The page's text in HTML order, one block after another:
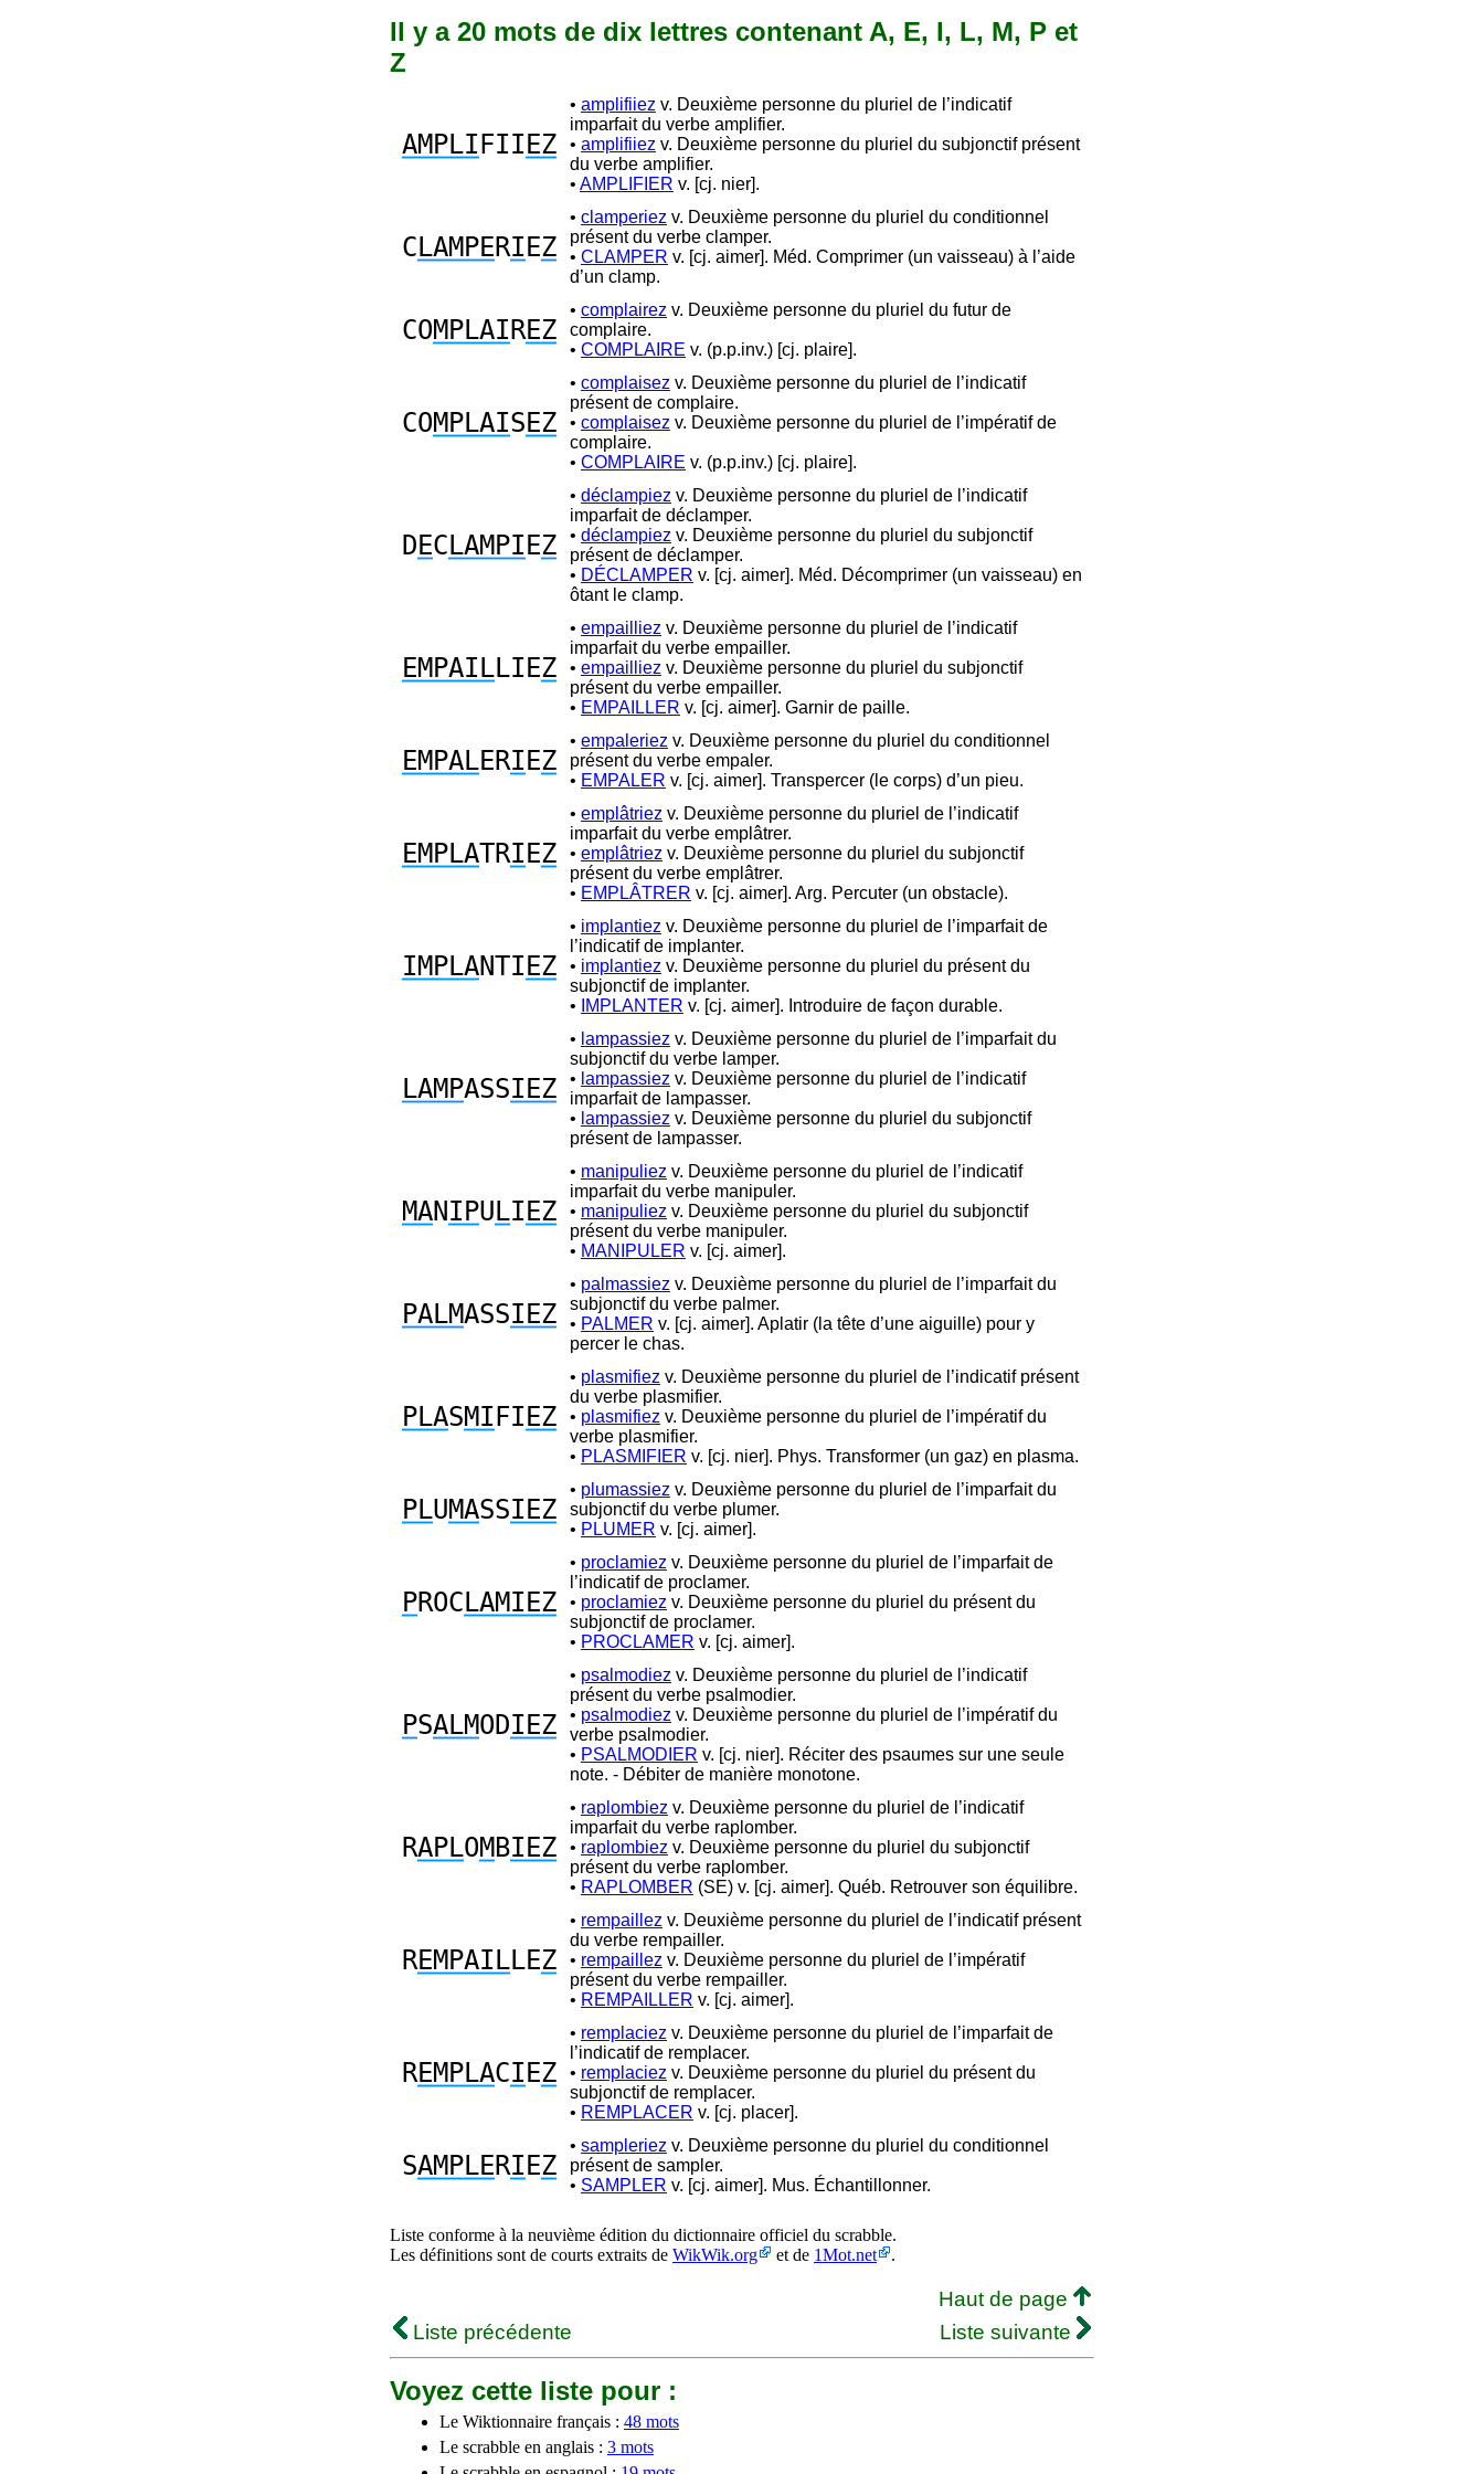
Il y a 20 mots de dix lettres contenant A, E, I, L, M, P et
Z
AMPLI FII EZ
• amplifiiez v. Deuxième personne du pluriel de l’indicatif
imparfait du verbe amplifier.
• amplifiiez v. Deuxième personne du pluriel du subjonctif présent
du verbe amplifier.
• AMPLIFIER v. [cj. nier].
C LAMPERI EZ
• clamperiez v. Deuxième personne du pluriel du conditionnel
présent du verbe clamper.
• CLAMPER v. [cj. aimer]. Méd. Comprimer (un vaisseau) à l’aide
d’un clamp.
COMPLAI REZ
• complairez v. Deuxième personne du pluriel du futur de
complaire.
• COMPLAIRE v. (p.p.inv.) [cj. plaire].
COMPLAISEZ
• complaisez v. Deuxième personne du pluriel de l’indicatif
présent de complaire.
• complaisez v. Deuxième personne du pluriel de l’impératif de
complaire.
• COMPLAIRE v. (p.p.inv.) [cj. plaire].
DEC LAMPI EZ
• déclampiez v. Deuxième personne du pluriel de l’indicatif
imparfait de déclamper.
• déclampiez v. Deuxième personne du pluriel du subjonctif
présent de déclamper.
• DÉCLAMPER v. [cj. aimer]. Méd. Décomprimer (un vaisseau) en
ôtant le clamp.
EMPAILLIEZ
• empailliez v. Deuxième personne du pluriel de l’indicatif
imparfait du verbe empailler.
• empailliez v. Deuxième personne du pluriel du subjonctif
présent du verbe empailler.
• EMPAILLER v. [cj. aimer]. Garnir de paille.
EMPALERI EZ
• empaleriez v. Deuxième personne du pluriel du conditionnel
présent du verbe empaler.
• EMPALER v. [cj. aimer]. Transpercer (le corps) d’un pieu.
EMPLATRI EZ
• emplâtriez v. Deuxième personne du pluriel de l’indicatif
imparfait du verbe emplâtrer.
• emplâtriez v. Deuxième personne du pluriel du subjonctif
présent du verbe emplâtrer.
• EMPLÂTRER v. [cj. aimer]. Arg. Percuter (un obstacle).
IMPLANTI EZ
• implantiez v. Deuxième personne du pluriel de l’imparfait de
l’indicatif de implanter.
• implantiez v. Deuxième personne du pluriel du présent du
subjonctif de implanter.
•
IMPLANTER v. [cj. aimer]. Introduire de façon durable.
LAMPASSIEZ
• lampassiez v. Deuxième personne du pluriel de l’imparfait du
subjonctif du verbe lamper.
• lampassiez v. Deuxième personne du pluriel de l’indicatif
imparfait de lampasser.
• lampassiez v. Deuxième personne du pluriel du subjonctif
présent de lampasser.
MANIPU LI EZ
• manipuliez v. Deuxième personne du pluriel de l’indicatif
imparfait du verbe manipuler.
• manipuliez v. Deuxième personne du pluriel du subjonctif
présent du verbe manipuler.
• MANIPULER v. [cj. aimer].
PALMASSIEZ
• palmassiez v. Deuxième personne du pluriel de l’imparfait du
subjonctif du verbe palmer.
• PALMER v. [cj. aimer]. Aplatir (la tête d’une aiguille) pour y
percer le chas.
PLASMI FI EZ
• plasmifiez v. Deuxième personne du pluriel de l’indicatif présent
du verbe plasmifier.
• plasmifiez v. Deuxième personne du pluriel de l’impératif du
verbe plasmifier.
• PLASMIFIER v. [cj. nier]. Phys. Transformer (un gaz) en plasma.
PLUMASSIEZ
• plumassiez v. Deuxième personne du pluriel de l’imparfait du
subjonctif du verbe plumer.
• PLUMER v. [cj. aimer].
PROC LAMIEZ
• proclamiez v. Deuxième personne du pluriel de l’imparfait de
l’indicatif de proclamer.
• proclamiez v. Deuxième personne du pluriel du présent du
subjonctif de proclamer.
• PROCLAMER v. [cj. aimer].
PSALMODIEZ
• psalmodiez v. Deuxième personne du pluriel de l’indicatif
présent du verbe psalmodier.
• psalmodiez v. Deuxième personne du pluriel de l’impératif du
verbe psalmodier.
• PSALMODIER v. [cj. nier]. Réciter des psaumes sur une seule
note. - Débiter de manière monotone.
RAPLOM BIEZ
• raplombiez v. Deuxième personne du pluriel de l’indicatif
imparfait du verbe raplomber.
• raplombiez v. Deuxième personne du pluriel du subjonctif
présent du verbe raplomber.
• RAPLOMBER (SE) v. [cj. aimer]. Québ. Retrouver son équilibre.
REMPAILLEZ
• rempaillez v. Deuxième personne du pluriel de l’indicatif présent
du verbe rempailler.
• rempaillez v. Deuxième personne du pluriel de l’impératif
présent du verbe rempailler.
• REMPAILLER v. [cj. aimer].
REMPLACI EZ
• remplaciez v. Deuxième personne du pluriel de l’imparfait de
l’indicatif de remplacer.
• remplaciez v. Deuxième personne du pluriel du présent du
subjonctif de remplacer.
• REMPLACER v. [cj. placer].
SAMPLERI EZ
• sampleriez v. Deuxième personne du pluriel du conditionnel
présent de sampler.
• SAMPLER v. [cj. aimer]. Mus. Échantillonner.
Liste conforme à la neuvième édition du dictionnaire officiel du scrabble.
Les définitions sont de courts extraits de WikWik.org et de 1Mot.net .
Haut de page
Liste précédente
Liste suivante
Voyez cette liste pour :
Le Wiktionnaire français : 48 mots
Le scrabble en anglais : 3 mots